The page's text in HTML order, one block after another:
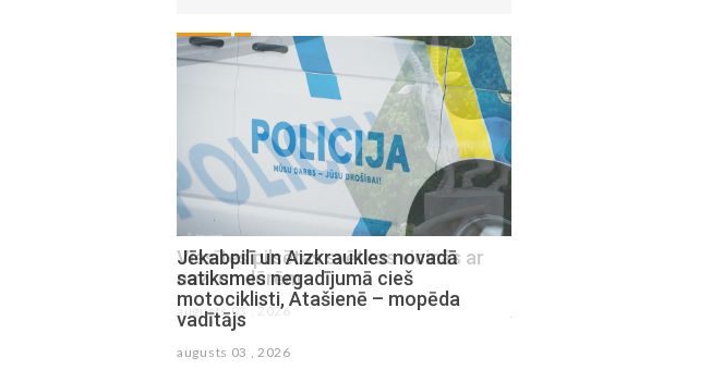
Jēkabpilī un Aizkraukles novadā
satiksmes negadījumā cieš
motociklisti, Atašienē – mopēda
vadītājs
augusts 03 , 2026